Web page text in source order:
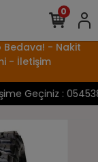
Bedava! - Nakit
- İletişim
Geçiniz :
0